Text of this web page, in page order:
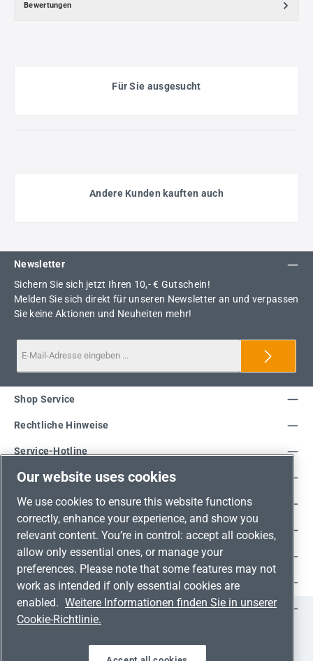
Bewertungen
Für Sie ausgesucht
Andere Kunden kauften auch
Newsletter
Sichern Sie sich jetzt Ihren 10,- € Gutschein!
Melden Sie sich direkt für unseren Newsletter an und verpassen
Sie keine Aktionen und Neuheiten mehr!
Service-Hotline
Shop Service
Rechtliche Hinweise
Unsere Vorteile
Versandarten
Zahlungsarten
Adresse
Umweltschutz & Partnerschaft
Jetzt auf Social Media folgen!
FacebookInstagramYouTubeLinkedIn
Our website uses cookies
We use cookies to ensure this website functions
correctly, enhance your experience, and show you
relevant content. You’re in control: accept all cookies,
allow only essential ones, or manage your
preferences. Please note that some features may not
work as intended if only essential cookies are
enabled. Weitere Informationen finden Sie in unserer
Cookie-Richtlinie.